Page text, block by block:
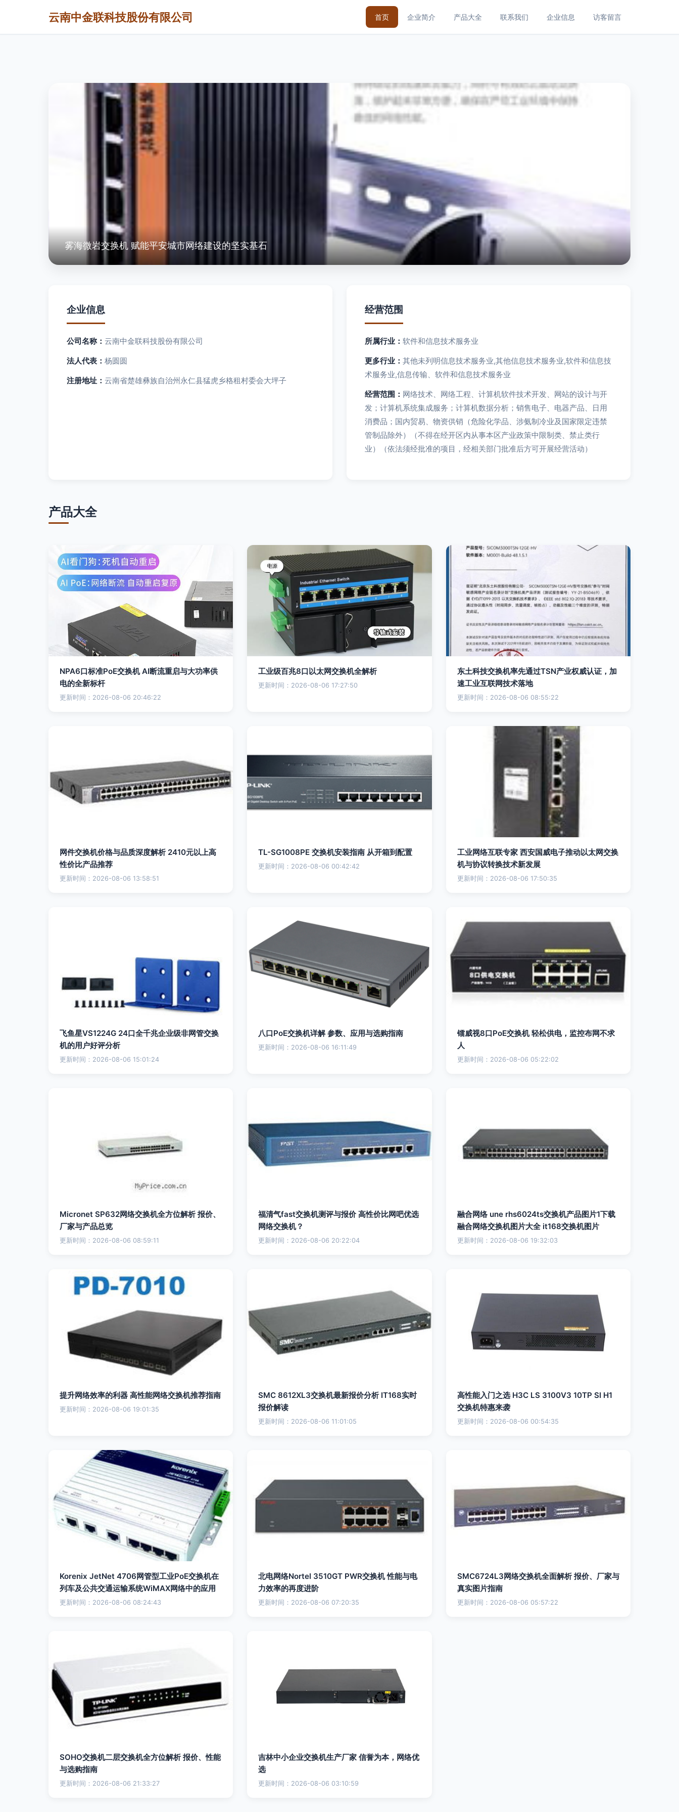
云南中金联科技股份有限公司 首页 企业简介 产品大全 联系我们 企业信息 访客留言
雾海微岩交换机 赋能平安城市网络建设的坚实基石
企业信息
公司名称： 云南中金联科技股份有限公司
法人代表： 杨圆圆
注册地址： 云南省楚雄彝族自治州永仁县猛虎乡格租村委会大坪子
经营范围
所属行业： 软件和信息技术服务业
更多行业： 其他未列明信息技术服务业,其他信息技术服务业,软件和信息技
术服务业,信息传输、软件和信息技术服务业
经营范围： 网络技术、网络工程、计算机软件技术开发、网站的设计与开
发；计算机系统集成服务；计算机数据分析；销售电子、电器产品、日用
消费品；国内贸易、物资供销（危险化学品、涉氨制冷业及国家限定违禁
管制品除外）（不得在经开区内从事本区产业政策中限制类、禁止类行
业）（依法须经批准的项目，经相关部门批准后方可开展经营活动）
产品大全
NPA6口标准PoE交换机 AI断流重启与大功率供
电的全新标杆
更新时间：2026-08-06 20:46:22
工业级百兆8口以太网交换机全解析
更新时间：2026-08-06 17:27:50
东土科技交换机率先通过TSN产业权威认证，加
速工业互联网技术落地
更新时间：2026-08-06 08:55:22
网件交换机价格与品质深度解析 2410元以上高
性价比产品推荐
更新时间：2026-08-06 13:58:51
TL-SG1008PE 交换机安装指南 从开箱到配置
更新时间：2026-08-06 00:42:42
工业网络互联专家 西安国威电子推动以太网交换
机与协议转换技术新发展
更新时间：2026-08-06 17:50:35
飞鱼星VS1224G 24口全千兆企业级非网管交换
机的用户好评分析
更新时间：2026-08-06 15:01:24
八口PoE交换机详解 参数、应用与选购指南
更新时间：2026-08-06 16:11:49
镭威视8口PoE交换机 轻松供电，监控布网不求
人
更新时间：2026-08-06 05:22:02
Micronet SP632网络交换机全方位解析 报价、
厂家与产品总览
更新时间：2026-08-06 08:59:11
福清气fast交换机测评与报价 高性价比网吧优选
网络交换机？
更新时间：2026-08-06 20:22:04
融合网络 une rhs6024ts交换机产品图片1下载
融合网络交换机图片大全 it168交换机图片
更新时间：2026-08-06 19:32:03
提升网络效率的利器 高性能网络交换机推荐指南
更新时间：2026-08-06 19:01:35
SMC 8612XL3交换机最新报价分析 IT168实时
报价解读
更新时间：2026-08-06 11:01:05
高性能入门之选 H3C LS 3100V3 10TP SI H1
交换机特惠来袭
更新时间：2026-08-06 00:54:35
Korenix JetNet 4706网管型工业PoE交换机在
列车及公共交通运输系统WiMAX网络中的应用
更新时间：2026-08-06 08:24:43
北电网络Nortel 3510GT PWR交换机 性能与电
力效率的再度进阶
更新时间：2026-08-06 07:20:35
SMC6724L3网络交换机全面解析 报价、厂家与
真实图片指南
更新时间：2026-08-06 05:57:22
SOHO交换机二层交换机全方位解析 报价、性能
与选购指南
更新时间：2026-08-06 21:33:27
吉林中小企业交换机生产厂家 信誉为本，网络优
选
更新时间：2026-08-06 03:10:59